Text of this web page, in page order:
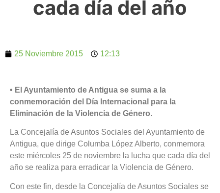
cada día del año
25 Noviembre 2015 12:13
• El Ayuntamiento de Antigua se suma a la
conmemoración del Día Internacional para la
Eliminación de la Violencia de Género.
La Concejalía de Asuntos Sociales del Ayuntamiento de
Antigua, que dirige Columba López Alberto, conmemora
este miércoles 25 de noviembre la lucha que cada día del
año se realiza para erradicar la Violencia de Género.
Con este fin, desde la Concejalía de Asuntos Sociales se